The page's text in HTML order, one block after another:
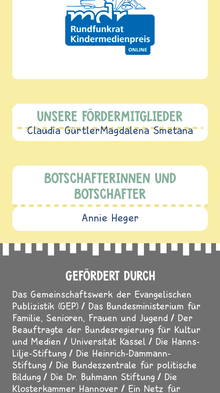
UNSERE FÖRDERMITGLIEDER
Claudia GürtlerMagdalena Smetana
BOTSCHAFTERINNEN UND
BOTSCHAFTER
Annie Heger
GEFÖRDERT DURCH
Das Gemeinschaftswerk der Evangelischen
Publizistik (GEP)
Das Bundesministerium für
Familie, Senioren, Frauen und Jugend
Der
Beauftragte der Bundesregierung für Kultur
und Medien
Universität Kassel
Die Hanns-
Lilje-Stiftung
Die Heinrich-Dammann-
Stiftung
Die Bundeszentrale für politische
Bildung
Die Dr. Buhmann Stiftung
Die
Klosterkammer Hannover
Ein Netz für